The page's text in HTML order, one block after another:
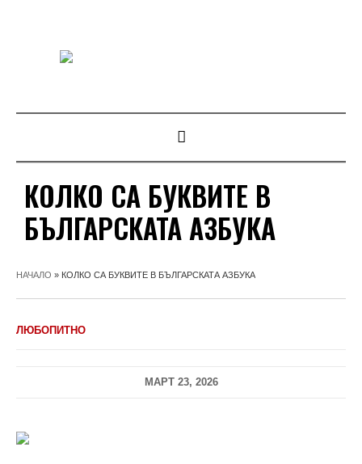
КОЛКО СА БУКВИТЕ В
БЪЛГАРСКАТА АЗБУКА
НАЧАЛО » КОЛКО СА БУКВИТЕ В БЪЛГАРСКАТА АЗБУКА
ЛЮБОПИТНО
МАРТ 23, 2026